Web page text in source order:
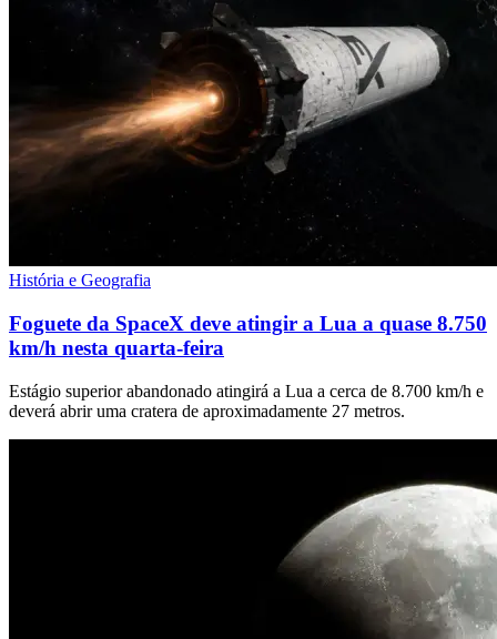
História e Geografia
Foguete da SpaceX deve atingir a Lua a quase 8.750
km/h nesta quarta-feira
Estágio superior abandonado atingirá a Lua a cerca de 8.700 km/h e
deverá abrir uma cratera de aproximadamente 27 metros.